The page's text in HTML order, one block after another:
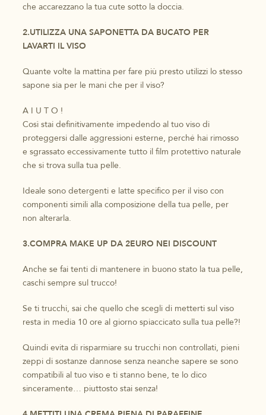
che accarezzano la tua cute sotto la doccia.
2.UTILIZZA UNA SAPONETTA DA BUCATO PER
LAVARTI IL VISO
Quante volte la mattina per fare più presto utilizzi lo stesso
sapone sia per le mani che per il viso?
A I U T O !
Così stai definitivamente impedendo al tuo viso di
proteggersi dalle aggressioni esterne, perché hai rimosso
e sgrassato eccessivamente tutto il film protettivo naturale
che si trova sulla tua pelle.
Ideale sono detergenti e latte specifico per il viso con
componenti simili alla composizione della tua pelle, per
non alterarla.
3.COMPRA MAKE UP DA 2EURO NEI DISCOUNT
Anche se fai tenti di mantenere in buono stato la tua pelle,
caschi sempre sul trucco!
Se ti trucchi, sai che quello che scegli di metterti sul viso
resta in media 10 ore al giorno spiaccicato sulla tua pelle?!
Quindi evita di risparmiare su trucchi non controllati, pieni
zeppi di sostanze dannose senza neanche sapere se sono
compatibili al tuo viso e ti stanno bene, te lo dico
sinceramente… piuttosto stai senza!